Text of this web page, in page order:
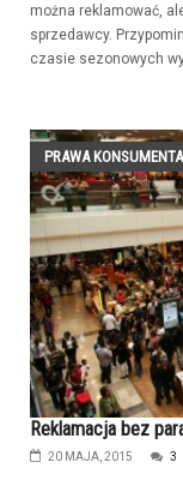
można reklamować,
sprzedawcy.
czasie sezonowych
PRAWA KONSUMENTA
Reklamacja bez
20 MAJA, 2015 3